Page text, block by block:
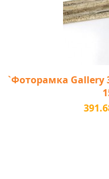
`Фоторамка Gallery